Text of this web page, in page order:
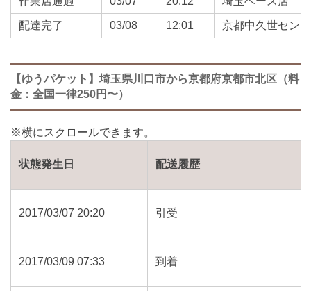
配達完了 03/08 12:01 京都中久世セン
【ゆうパケット】埼玉県川口市から京都府京都市北区（料
金：全国一律250円〜）
状態発生日 配送履歴
2017/03/07 20:20 引受
2017/03/09 07:33 到着